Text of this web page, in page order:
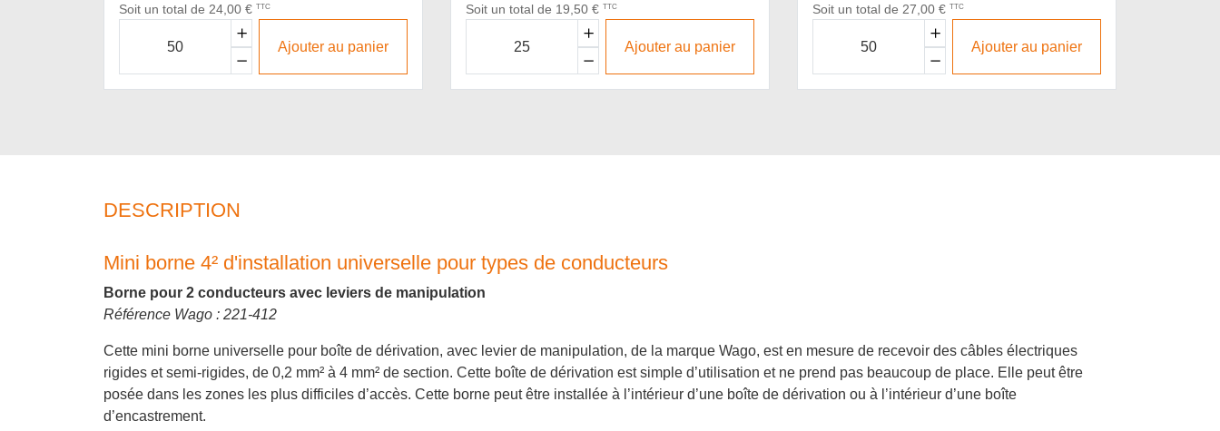
Soit un total de 24,00 € TTC
Ajouter au panier
Soit un total de 19,50 € TTC
Ajouter au panier
Soit un total de 27,00 € TTC
Ajouter au panier
DESCRIPTION
Mini borne 4² d'installation universelle pour types de conducteurs
Borne pour 2 conducteurs avec leviers de manipulation
Référence Wago : 221-412
Cette mini borne universelle pour boîte de dérivation, avec levier de manipulation, de la marque Wago, est en mesure de recevoir des câbles électriques
rigides et semi-rigides, de 0,2 mm² à 4 mm² de section. Cette boîte de dérivation est simple d’utilisation et ne prend pas beaucoup de place. Elle peut être
posée dans les zones les plus difficiles d’accès. Cette borne peut être installée à l’intérieur d’une boîte de dérivation ou à l’intérieur d’une boîte
d’encastrement.